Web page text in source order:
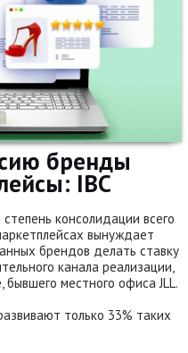
бренды
IBC
степень консолидации всего
вынуждает
брендов делать ставку
канала реализации,
бывшего местного офиса JLL.
только 33% таких